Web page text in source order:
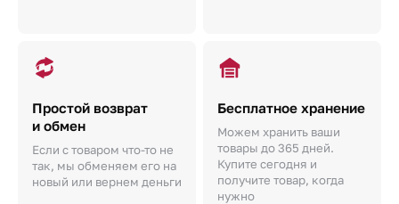
Простой возврат
и обмен
Если с товаром что-то не
так, мы обменяем его на
новый или вернем деньги
Бесплатное хранение
Можем хранить ваши
товары до 365 дней.
Купите сегодня и
получите товар, когда
нужно